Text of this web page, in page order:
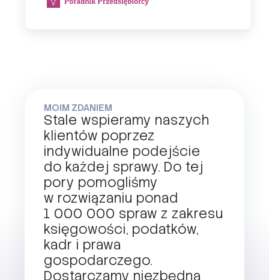
MOIM ZDANIEM
Stale wspieramy naszych
klientów poprzez
indywidualne podejście
do każdej sprawy. Do tej
pory pomogliśmy
w rozwiązaniu ponad
1 000 000 spraw z zakresu
księgowości, podatków,
kadr i prawa
gospodarczego.
Dostarczamy niezbędną